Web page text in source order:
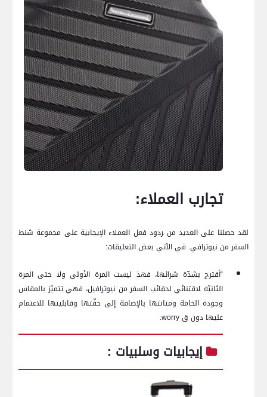
تجارب العملاء:
لقد حصلنا على العديد من ‍ردود⁤ فعل العملاء الإيجابية على مجموعة شنط
السفر من نيوترافي. في الآتي بعض التعليقات:
“أقترح ⁤بشدّة شرائها،​ فهذ ليست المرة الأولى ولا حتى المرة
الثانيّة ‍لاقتنائي لحقائب ⁣السفر من ⁢نيوترافيل، فهي تتميّز بالمقاس
وجودة ⁤الخامة ومتانتها بالإضافة إلى خفّتها وقابليتها ⁤للاعتمام
عليها دون ق worry. ⁣
إيجابيات وسلبيات :